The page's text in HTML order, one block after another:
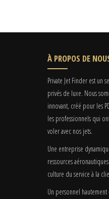
À PROPOS DE
Private Jet Finder est un
privés de luxe. Nous
innovant, créé pour les
les professionnels qui
voler avec nos jets.
Une entreprise
ressources
culture du service à la
Un personnel